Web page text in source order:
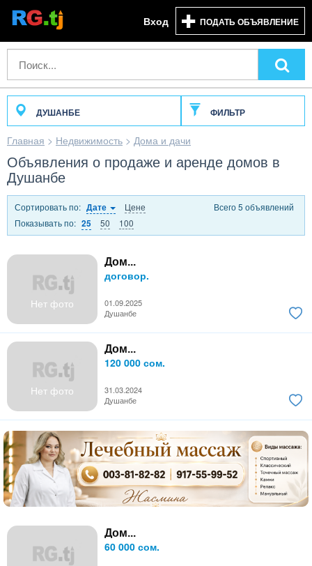
Вход ПОДАТЬ ОБЪЯВЛЕНИЕ
ДУШАНБЕ ФИЛЬТР
Главная > Недвижимость > Дома и дачи
Объявления о продаже и аренде домов в
Душанбе
Сортировать по: Дате
Цене
Показывать по: 25 50 100
Всего 5 объявлений
Нет фото
Дом...
договор.
01.09.2025
Душанбе
Нет фото
Дом...
120 000 сом.
31.03.2024
Душанбе
Дом...
60 000 сом.